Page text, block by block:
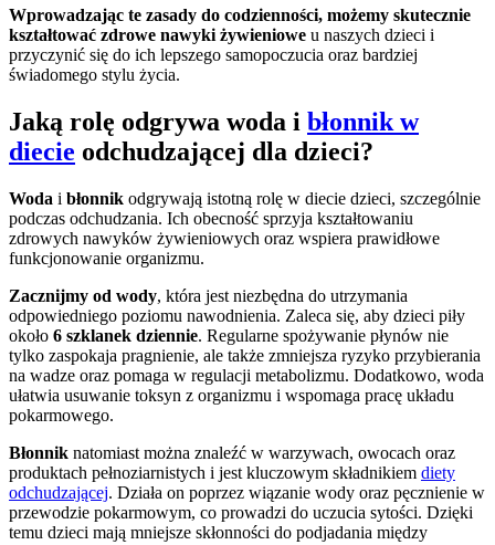
Wprowadzając te zasady do codzienności, możemy skutecznie
kształtować zdrowe nawyki żywieniowe u naszych dzieci i
przyczynić się do ich lepszego samopoczucia oraz bardziej
świadomego stylu życia.
Jaką rolę odgrywa woda i błonnik w
diecie odchudzającej dla dzieci?
Woda i błonnik odgrywają istotną rolę w diecie dzieci, szczególnie
podczas odchudzania. Ich obecność sprzyja kształtowaniu
zdrowych nawyków żywieniowych oraz wspiera prawidłowe
funkcjonowanie organizmu.
Zacznijmy od wody, która jest niezbędna do utrzymania
odpowiedniego poziomu nawodnienia. Zaleca się, aby dzieci piły
około 6 szklanek dziennie. Regularne spożywanie płynów nie
tylko zaspokaja pragnienie, ale także zmniejsza ryzyko przybierania
na wadze oraz pomaga w regulacji metabolizmu. Dodatkowo, woda
ułatwia usuwanie toksyn z organizmu i wspomaga pracę układu
pokarmowego.
Błonnik natomiast można znaleźć w warzywach, owocach oraz
produktach pełnoziarnistych i jest kluczowym składnikiem diety
odchudzającej. Działa on poprzez wiązanie wody oraz pęcznienie w
przewodzie pokarmowym, co prowadzi do uczucia sytości. Dzięki
temu dzieci mają mniejsze skłonności do podjadania między